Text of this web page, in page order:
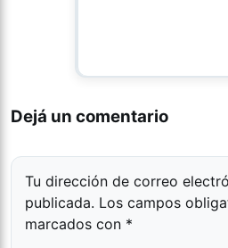
Dejá un comentario
Tu dirección de correo
publicada. Los campos
marcados con *